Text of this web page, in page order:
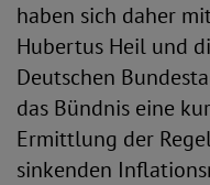
haben sich daher
Hubertus Heil und
Deutschen
das Bündnis eine
Ermittlung der
sinkenden